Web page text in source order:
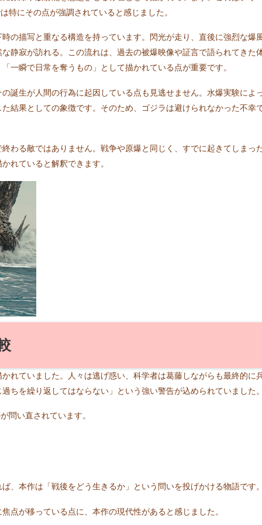
特にその点が強調されていると感じました。
の描写と重なる構造を持っています。閃光が走り、直後に強烈な爆
静寂が訪れる。この流れは、過去の被爆映像や証言で語られてきた
一瞬で日常を奪うもの」として描かれている点が重要です。
誕生が人間の行為に起因している点も見逃せません。水爆実験によ
結果としての象徴です。そのため、ゴジラは避けられなかった不幸
わる敵ではありません。戦争や原爆と同じく、すでに起きてしまっ
れていると解釈できます。
れていました。人々は逃げ惑い、科学者は葛藤しながらも最終的に
ちを繰り返してはならない」という強い警告が込められていました。
問い直されています。
、本作は「戦後をどう生きるか」という問いを投げかける物語です。
点が移っている点に、本作の現代性があると感じました。